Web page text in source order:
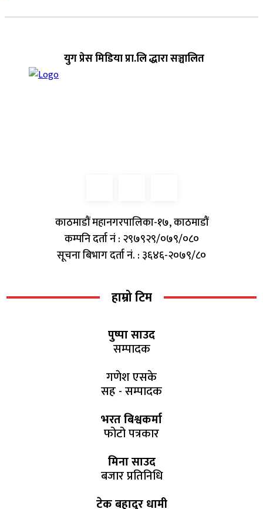
युग प्रेस मिडिया प्रा.लि द्धारा सञ्चालित
काठमाडौं महानगरपालिका-१७, काठमाडौं
कम्पनि दर्ता नं : २९७९२९/०७९/०८०
सूचना बिभाग दर्ता नं. : ३६४६-२०७९/८०
हाम्रो टिम
पुष्पा साउद
सम्पादक
गणेश एसके
सह - सम्पादक
भरत बिश्वकर्मा
फोटो पत्रकार
मिना साउद
बजार प्रतिनिधि
टेक बहादुर धामी